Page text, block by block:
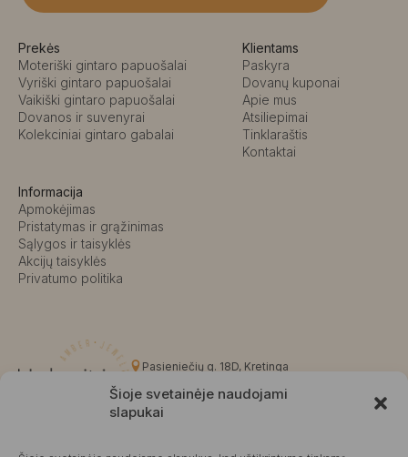
Šioje svetainėje naudojami
slapukai
Prekės
Moteriški gintaro papuošalai
Vyriški gintaro papuošalai
Vaikiški gintaro papuošalai
Dovanos ir suvenyrai
Kolekciniai gintaro gabalai
Klientams
Paskyra
Dovanų kuponai
Apie mus
Atsiliepimai
Tinklaraštis
Kontaktai
Informacija
Apmokėjimas
Pristatymas ir grąžinimas
Sąlygos ir taisyklės
Akcijų taisyklės
Privatumo politika
Pasieniečių g. 18D, Kretinga
info@kalvaite.lt